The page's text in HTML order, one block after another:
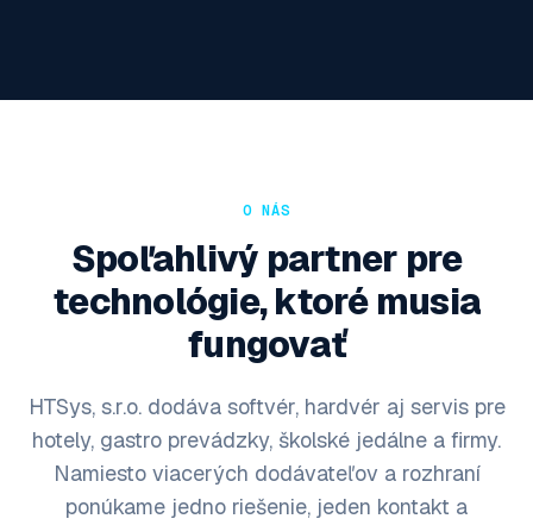
O NÁS
Spoľahlivý partner pre
technológie, ktoré musia
fungovať
HTSys, s.r.o. dodáva softvér, hardvér aj servis pre
hotely, gastro prevádzky, školské jedálne a firmy.
Namiesto viacerých dodávateľov a rozhraní
ponúkame jedno riešenie, jeden kontakt a